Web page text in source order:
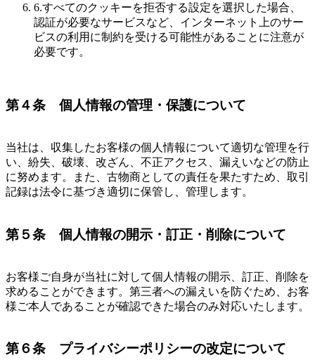
6.すべてのクッキーを拒否する設定を選択した場合、
認証が必要なサービスなど、インターネット上のサー
ビスの利用に制約を受ける可能性があることに注意が
必要です。
第４条 個人情報の管理・保護について
当社は、収集したお客様の個人情報について適切な管理を行
い、紛失、破壊、改ざん、不正アクセス、漏えいなどの防止
に努めます。また、古物商としての責任を果たすため、取引
記録は法令に基づき適切に保管し、管理します。
第５条 個人情報の開示・訂正・削除について
お客様ご自身が当社に対して個人情報の開示、訂正、削除を
求めることができます。第三者への漏えいを防ぐため、お客
様ご本人であることが確認できた場合のみ対応いたします。
第６条 プライバシーポリシーの改定について